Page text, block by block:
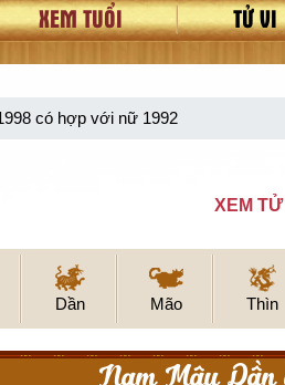
XEM TUỔI TỬ VI
có hợp với nữ 1992
XEM
Dần Mão Thìn
Nam Mậu Dần